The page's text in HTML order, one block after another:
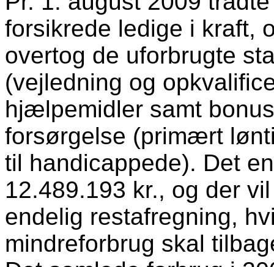
forsikrede ledige i kraft,
overtog de uforbrugte
(vejledning og
hjælpemidler samt
forsørgelse (primært
til handicappede). Det
12.489.193 kr., og der
endelig restafregning,
mindreforbrug skal